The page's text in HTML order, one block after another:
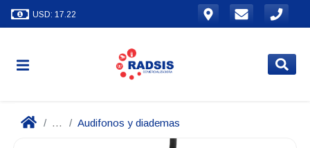
USD: 17.22
... Audifonos y diademas